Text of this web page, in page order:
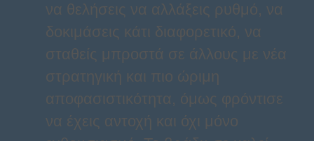
να θελήσεις να αλλάξεις ρυθμό, να
δοκιμάσεις κάτι διαφορετικό, να
σταθείς μπροστά σε άλλους με νέα
στρατηγική και πιο ώριμη
αποφασιστικότητα, όμως φρόντισε
να έχεις αντοχή και όχι μόνο